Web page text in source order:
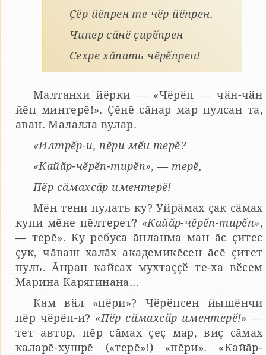
Ҫӗр йӗпрен те чӗр йӗпрен.
Чипер сӑнӗ ҫирӗпрен
Сехре хӑпать чӗрӗпрен!
Малтанхи йӗрки — «Чӗрӗп — чӑн-чӑн
йӗп минтерӗ!». Ҫӗнӗ сӑнар мар пулсан та,
аван. Малалла вулар.
«Илтрӗр-и, пӗри мӗн терӗ?
«Кайӑр-чӗрӗп-тирӗп», — терӗ,
Пӗр сӑмахсӑр иментерӗ!
Мӗн тени пулать ку? Уйрӑмах ҫак сӑмах
купи мӗне пӗлтерет? «Кайӑр-чӗрӗп-тирӗп»,
— терӗ». Ку ребуса ӑнланма ман ӑс ҫитес
ҫук, чӑваш халӑх академикӗсен ӑсӗ ҫитет
пуль. Ӑнран кайсах мухтаҫҫӗ те-ха вӗсем
Марина Карягинана...
Кам вӑл «пӗри»? Чӗрӗпсен йышӗнчи
пӗр чӗрӗп-и? «Пӗр сӑмахсӑр иментерӗ!» —
тет автор, пӗр сӑмах ҫеҫ мар, виҫ сӑмах
каларӗ-хушрӗ («терӗ»!) «пӗри». «Кайӑр-